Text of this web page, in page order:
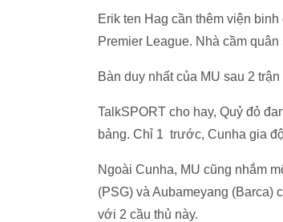
Erik ten Hag cần thêm viện
Premier League. Nhà cầm
Bàn duy nhất của MU sau 2
TalkSPORT cho hay, Quỷ đỏ
bảng. Chỉ 1 trước, Cunha gia
Ngoài Cunha, MU cũng nhắm
(PSG) và Aubameyang (Barca)
với 2 cầu thủ này.